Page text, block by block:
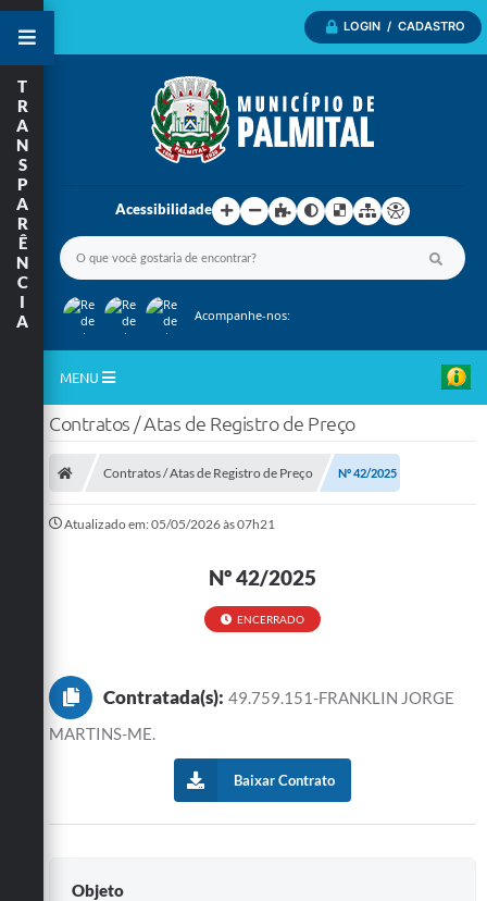
LOGIN / CADASTRO
Acessibilidade
Acompanhe-nos:
MENU
Inicio
A Nossa Cidade
T
R
A
N
S
P
A
R
Ê
N
C
I
A
Contratos / Atas de Registro de Preço
Contratos / Atas de Registro de Preço Nº 42/2025
Atualizado em: 05/05/2026 às 07h21
Nº 42/2025
ENCERRADO
Contratada(s): 49.759.151-FRANKLIN JORGE
MARTINS-ME.
Baixar Contrato
Objeto